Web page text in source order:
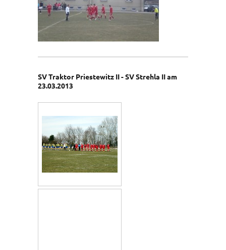
SV Traktor Priestewitz II - SV Strehla II am
23.03.2013